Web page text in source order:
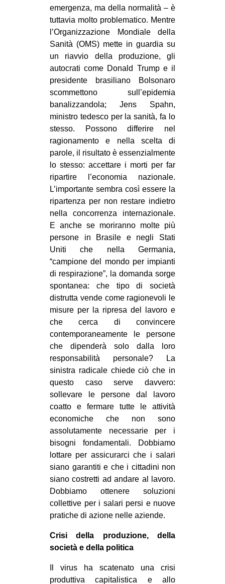
emergenza, ma della normalità – è
tuttavia molto problematico. Mentre
l’Organizzazione Mondiale della
Sanità (OMS) mette in guardia su
un riavvio della produzione, gli
autocrati come Donald Trump e il
presidente brasiliano Bolsonaro
scommettono sull’epidemia
banalizzandola; Jens Spahn,
ministro tedesco per la sanità, fa lo
stesso. Possono differire nel
ragionamento e nella scelta di
parole, il risultato è essenzialmente
lo stesso: accettare i morti per far
ripartire l’economia nazionale.
L’importante sembra così essere la
ripartenza per non restare indietro
nella concorrenza internazionale.
E anche se moriranno molte più
persone in Brasile e negli Stati
Uniti che nella Germania,
“campione del mondo per impianti
di respirazione”, la domanda sorge
spontanea: che tipo di società
distrutta vende come ragionevoli le
misure per la ripresa del lavoro e
che cerca di convincere
contemporaneamente le persone
che dipenderà solo dalla loro
responsabilità personale? La
sinistra radicale chiede ciò che in
questo caso serve davvero:
sollevare le persone dal lavoro
coatto e fermare tutte le attività
economiche che non sono
assolutamente necessarie per i
bisogni fondamentali. Dobbiamo
lottare per assicurarci che i salari
siano garantiti e che i cittadini non
siano costretti ad andare al lavoro.
Dobbiamo ottenere soluzioni
collettive per i salari persi e nuove
pratiche di azione nelle aziende.
Crisi della produzione, della
società e della politica
Il virus ha scatenato una crisi
produttiva capitalistica e allo